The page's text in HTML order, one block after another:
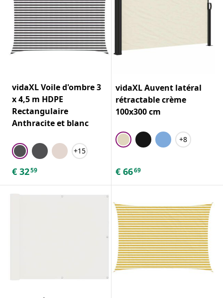
vidaXL Voile d'ombre 3
x 4,5 m HDPE
Rectangulaire
Anthracite et blanc
+15
€ 3259
vidaXL Auvent latéral
rétractable crème
100x300 cm
+8
€ 6669